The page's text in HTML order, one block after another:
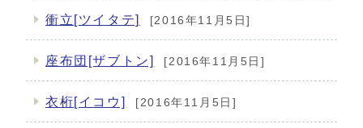
衝立[ツイタテ] [2016年11月5日]
座布団[ザブトン] [2016年11月5日]
衣桁[イコウ] [2016年11月5日]